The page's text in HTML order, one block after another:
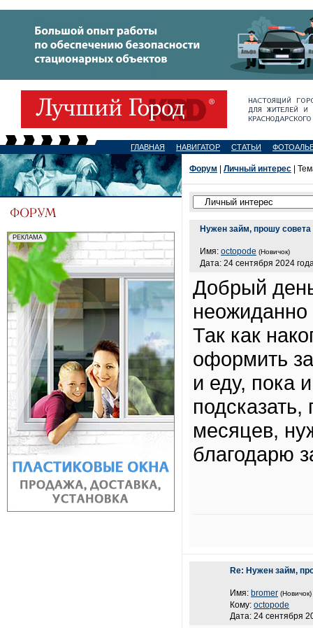
ГЛАВНАЯ НАВИГАТОР СТАТЬИ
Форум Личный интерес |
Нужен займ, прошу совета
Имя: octopode (Новичок)
Дата: 24 сентября 2024
Добрый
Так как
оформить
и еду, пока
месяцев,
благодарю
Re: Нужен займ,
Имя: bromer (Новичок)
Кому: octopode
Дата: 24 сентября